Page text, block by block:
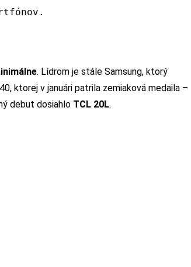
. Lídrom je stále Samsung, ktorý
ktorej v januári patrila zemiaková medaila –
debut dosiahlo TCL 20L.